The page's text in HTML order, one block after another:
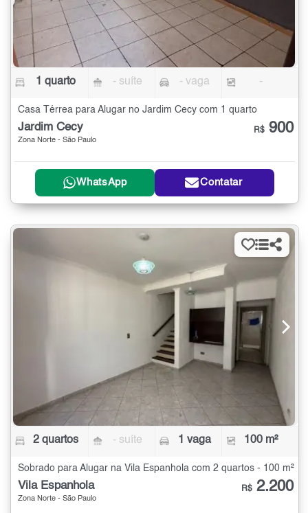
1 quarto - suíte - vaga -
Casa Térrea para Alugar no Jardim Cecy com 1 quarto
Jardim Cecy
Zona Norte - São Paulo
R$ 900
WhatsApp Contatar
2 quartos - suíte 1 vaga 100 m²
Sobrado para Alugar na Vila Espanhola com 2 quartos - 100 m²
Vila Espanhola
Zona Norte - São Paulo
R$ 2.200